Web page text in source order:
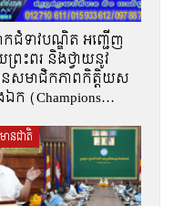
ជំទាវបណ្ឌិត អញ្ជើញ
ព្រះពរ និងថ្វាយនូវ
នសមាជិកភាពកិត្តិយស
ឯក (Champions…
ានជាតិ